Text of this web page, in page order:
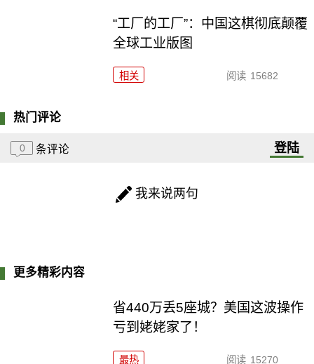
“工厂的工厂”：中国这棋彻底颠覆
全球工业版图
相关 阅读 15682
热门评论
0 条评论 登陆
我来说两句
更多精彩内容
省440万丢5座城？美国这波操作
亏到姥姥家了！
最热 阅读 15270